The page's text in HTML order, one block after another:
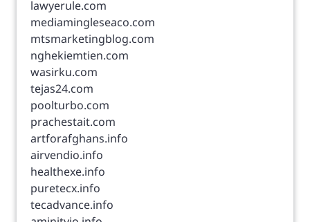
lawyerule.com
mediamingleseaco.com
mtsmarketingblog.com
nghekiemtien.com
wasirku.com
tejas24.com
poolturbo.com
prachestait.com
artforafghans.info
airvendio.info
healthexe.info
puretecx.info
tecadvance.info